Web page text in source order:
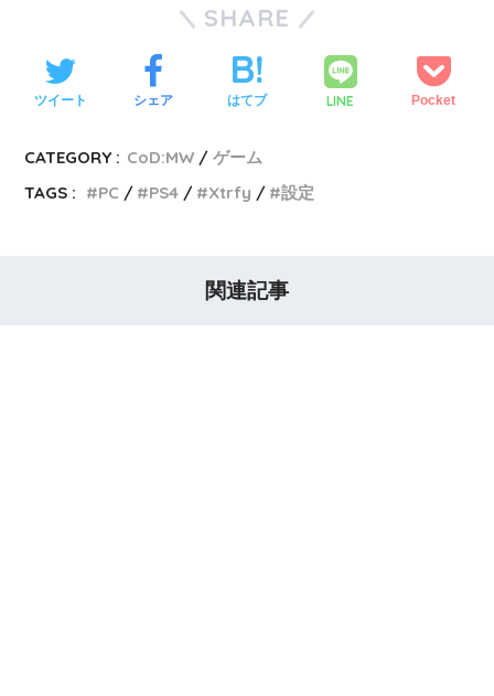
SHARE
ツイート シェア はてブ LINE Pocket
CATEGORY : CoD:MW
ゲーム
TAGS :
PC PS4 Xtrfy 設定
関連記事